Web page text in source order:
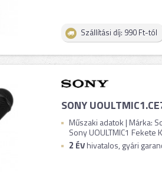
Szállítási díj: 990 Ft-tól
SONY
Műszaki adatok | Márka:
Sony UOULTMIC1
2 ÉVhivatalos, gyári